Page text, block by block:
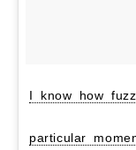
I know how
particular